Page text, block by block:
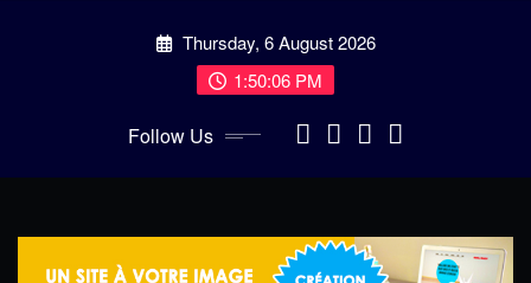
Thursday, 6 August 2026
1:50:07 PM
Follow Us